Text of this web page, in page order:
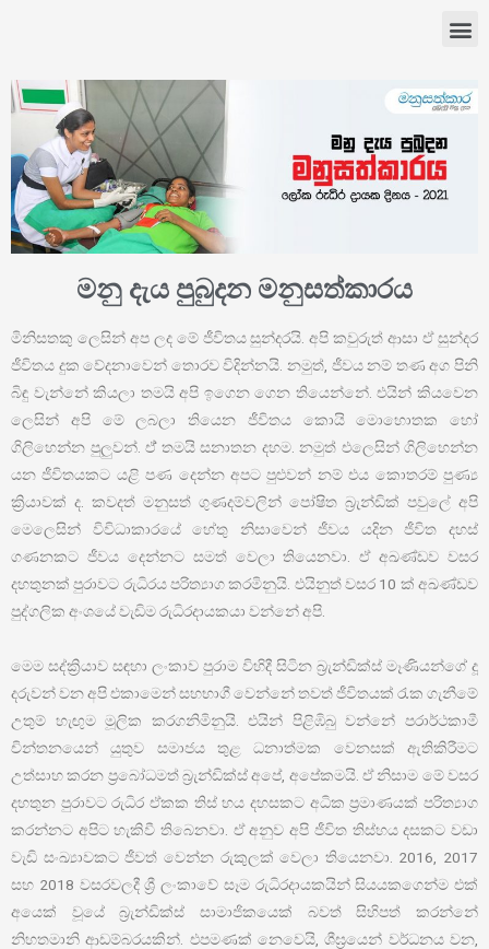
මනු දැය පුබුදන මනුසත්කාරය
මිනිසතකු ලෙසින් අප ලද මේ ජීවිතය සුන්දරයි. අපි කවුරුත් ආසා ඒ සුන්දර
ජීවිතය දුක වේදනාවෙන් තොරව විදින්නයි. නමුත්, ජීවය නම් තණ අග පිනි
බිඳු වැන්නේ කියලා තමයි අපි ඉගෙන ගෙන තියෙන්නේ. එයින් කියවෙන
ලෙසින් අපි මේ ලබලා තියෙන ජීවිතය කොයි මොහොතක හෝ
ගිලිහෙන්න පුලුවන්. ඒ් තමයි සනාතන දහම. නමුත් එලෙසින් ගිලිහෙන්න
යන ජීවිතයකට යළි පණ දෙන්න අපට පුළුවන් නම් එය කොතරම් පුණ්‍ය
ක්‍රියාවක් ද. කවදත් මනුසත් ගුණදම්වලින් පෝෂිත බ්‍රැන්ඩික් පවුලේ අපි
මෙලෙසින් විවිධාකාරයේ හේතු නිසාවෙන් ජීවය යදින ජීවිත දහස්
ගණනකට ජීවය දෙන්නට සමත් වෙලා තියෙනවා. ඒ අඛණ්ඩව වසර
දහතුනක් පුරාවට රුධිරය පරිත්‍යාග කරමිනුයි. එයිනුත් වසර 10 ක් අඛණ්ඩව
පුද්ගලික අංශයේ වැඩිම රුධිරදායකයා වන්නේ අපි.
මෙම සද්ක්‍රියාව සඳහා ලංකාව පුරාම විහිදී සිටින බ්‍රැන්ඩික්ස් මෑණියන්ගේ දූ
දරුවන් වන අපි එකාමෙන් සහභාගී වෙන්නේ තවත් ජීවිතයක් රැක ගැනීමේ
උතුම් හැඟුම මූලික කරගනිමිනුයි. එයින් පිළිඹිබු වන්නේ පරාර්ථකාමී
චින්තනයෙන් යුතුව සමාජය තුළ ධනාත්මක වෙනසක් ඇතිකිරීමට
උත්සාහ කරන ප්‍රබෝධමත් බ්‍රැන්ඩික්ස් අපේ, අපේකමයි. ඒ නිසාම මේ වසර
දහතුන පුරාවට රුධිර ඒකක තිස් හය දහසකට අධික ප්‍රමාණයක් පරිත්‍යාග
කරන්නට අපිට හැකිවී තිබෙනවා. ඒ අනුව අපි ජීවිත තිස්හය දසකට වඩා
වැඩි සංඛ්‍යාවකට ජීවත් වෙන්න රුකුලක් වෙලා තියෙනවා. 2016, 2017
සහ 2018 වසරවලදී ශ්‍රී ලංකාවේ සෑම රුධිරදායකයින් සියයකගෙන්ම එක්
අයෙක් වූයේ බ්‍රැන්ඩික්ස් සාමාජිකයෙක් බවත් සිහිපත් කරන්නේ
නිහතමානි ආඩම්බරයකින්. එපමණක් ‌නෙවෙයි, ශීඝ්‍රයෙන් වර්ධනය වන,